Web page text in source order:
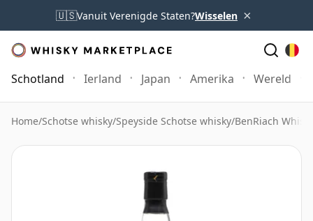
🇺🇸Vanuit Verenigde Staten?Wisselen ×
Schotland Ierland Japan Amerika Wereld
Home/Schotse whisky/Speyside Schotse whisky/BenRiach